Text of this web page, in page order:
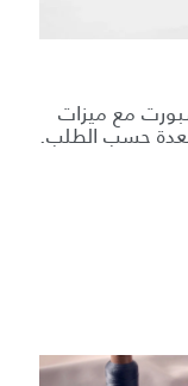
مع ميزات
حسب الطلب.